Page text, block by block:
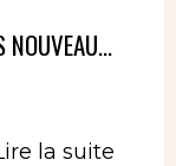
NOUVEAU...
la suite